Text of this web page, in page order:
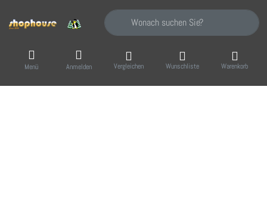
Geben Sie einen Suchbegriff ein. Während
Menü Anmelden Vergleichen Wunschliste Warenkorb